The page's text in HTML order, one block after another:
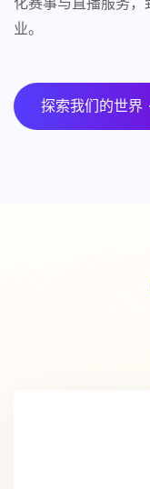
业。
探索我们的世界